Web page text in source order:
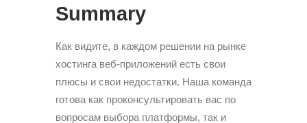
Summary
Как видите, в каждом решении на рынке
хостинга веб-приложений есть свои
плюсы и свои недостатки. Наша команда
готова как проконсультировать вас по
вопросам выбора платформы, так и